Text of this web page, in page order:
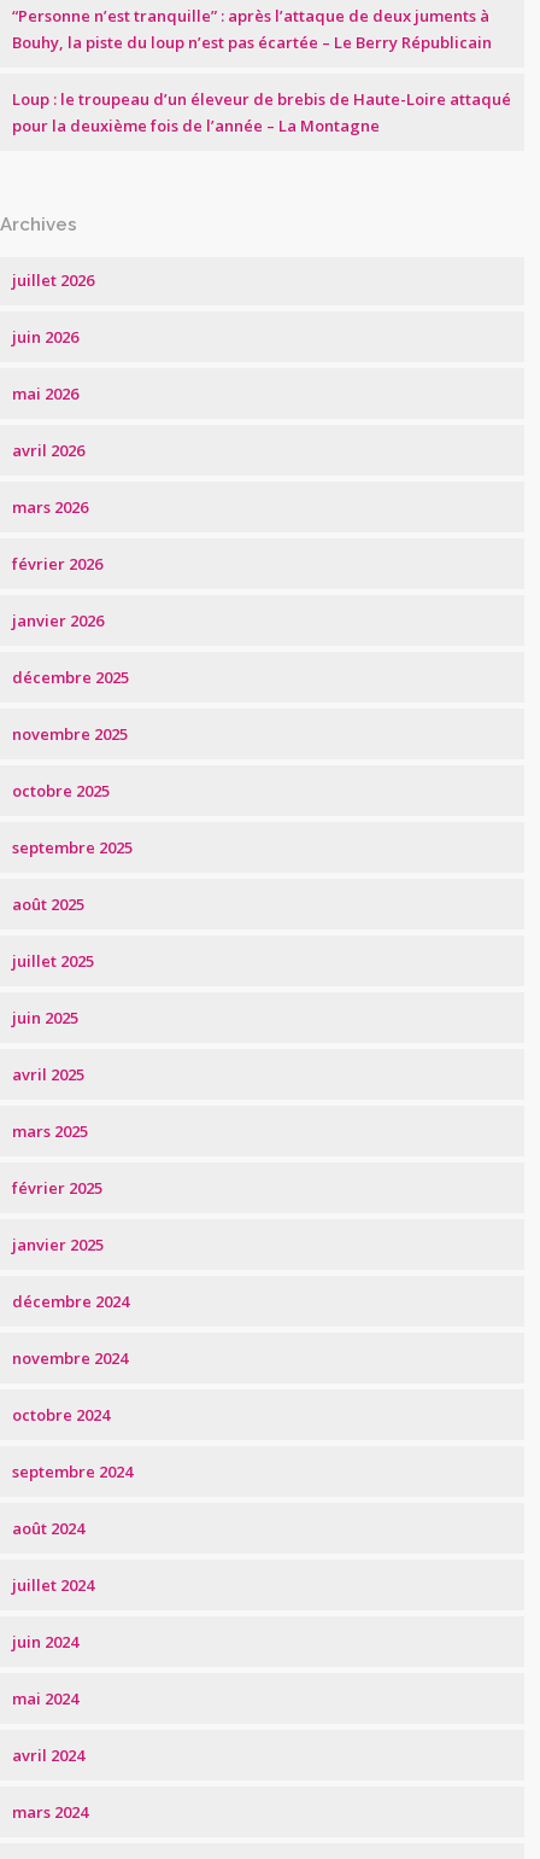
“Personne n’est tranquille” : après l’attaque de deux juments à
Bouhy, la piste du loup n’est pas écartée – Le Berry Républicain
Loup : le troupeau d’un éleveur de brebis de Haute-Loire attaqué
pour la deuxième fois de l’année – La Montagne
Archives
juillet 2026
juin 2026
mai 2026
avril 2026
mars 2026
février 2026
janvier 2026
décembre 2025
novembre 2025
octobre 2025
septembre 2025
août 2025
juillet 2025
juin 2025
avril 2025
mars 2025
février 2025
janvier 2025
décembre 2024
novembre 2024
octobre 2024
septembre 2024
août 2024
juillet 2024
juin 2024
mai 2024
avril 2024
mars 2024